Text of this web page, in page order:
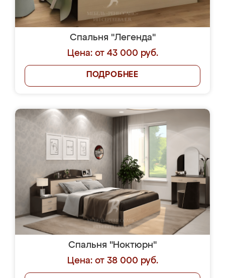
Спальня "Легенда"
Цена: от 43 000 руб.
ПОДРОБНЕЕ
Спальня "Ноктюрн"
Цена: от 38 000 руб.